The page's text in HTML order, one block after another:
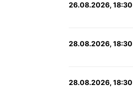
26.08.2026, 18:30
28.08.2026, 18:30
28.08.2026, 18:30